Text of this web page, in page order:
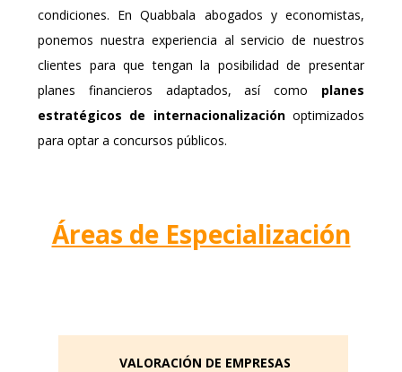
condiciones. En Quabbala abogados y economistas,
ponemos nuestra experiencia al servicio de nuestros
clientes para que tengan la posibilidad de presentar
planes financieros adaptados, así como planes
estratégicos de internacionalizaciónoptimizados
para optar a concursos públicos.
Áreas de Especialización
VALORACIÓN DE EMPRESAS